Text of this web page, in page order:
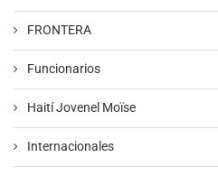
FRONTERA
Funcionarios
Haití Jovenel Moïse
Internacionales